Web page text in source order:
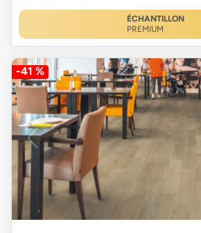
ÉCHANTILLON
PREMIUM
-41 %